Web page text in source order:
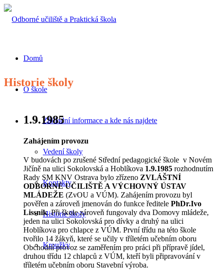
Domů
O škole
Základní informace a kde nás najdete
Vedení školy
Kontakty
Historie školy
Kroužky
Historie školy
1.9.1985
Zahájením provozu
V budovách po zrušené Střední pedagogické škole v Novém
Jičíně na ulici Sokolovská a Hoblíkova 1.9.1985 rozhodnutím
Rady SM KNV Ostrava bylo zřízeno ZVLÁŠTNÍ
ODBORNÉ UČILIŠTĚ A VÝCHOVNÝ ÚSTAV
MLÁDEŽE (ZvOU a VÚM). Zahájením provozu byl
pověřen a zároveň jmenován do funkce ředitele PhDr.Ivo
Lissnik. Při škole zároveň fungovaly dva Domovy mládeže,
jeden na ulici Sokolovská pro dívky a druhý na ulici
Hoblíkova pro chlapce z VÚM. První třídu na této škole
tvořilo 14 žákyň, které se učily v tříletém učebním oboru
Obchodní provoz se zaměřením pro práci při přípravě jídel,
druhou třídu 12 chlapců z VÚM, kteří byli připravování v
tříletém učebním oboru Stavební výroba.